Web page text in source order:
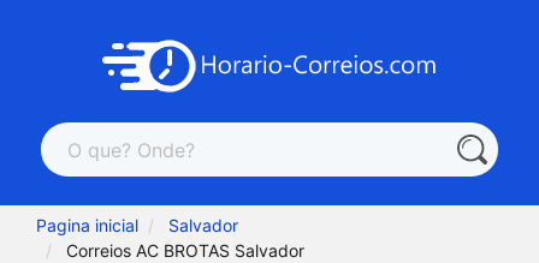
Pagina inicial
Salvador
Correios AC BROTAS Salvador